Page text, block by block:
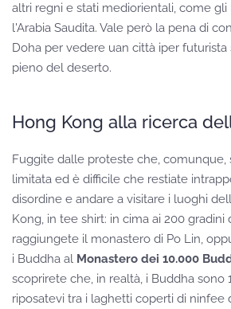
altri regni e stati mediorientali, come gli
l'Arabia Saudita. Vale però la pena di
Doha per vedere uan città iper
pieno del deserto.
Hong Kong alla ricerca
Fuggite dalle proteste che, comunque,
limitata ed è difficile che restiate
disordine e andare a visitare i luoghi
Kong, in tee shirt: in cima ai 200 gradini
raggiungete il monastero di Po Lin,
i Buddha al Monastero dei 10.000
scoprirete che, in realtà, i Buddha sono
riposatevi tra i laghetti coperti di ninfee